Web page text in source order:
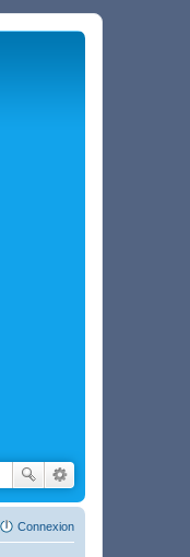
Connexion